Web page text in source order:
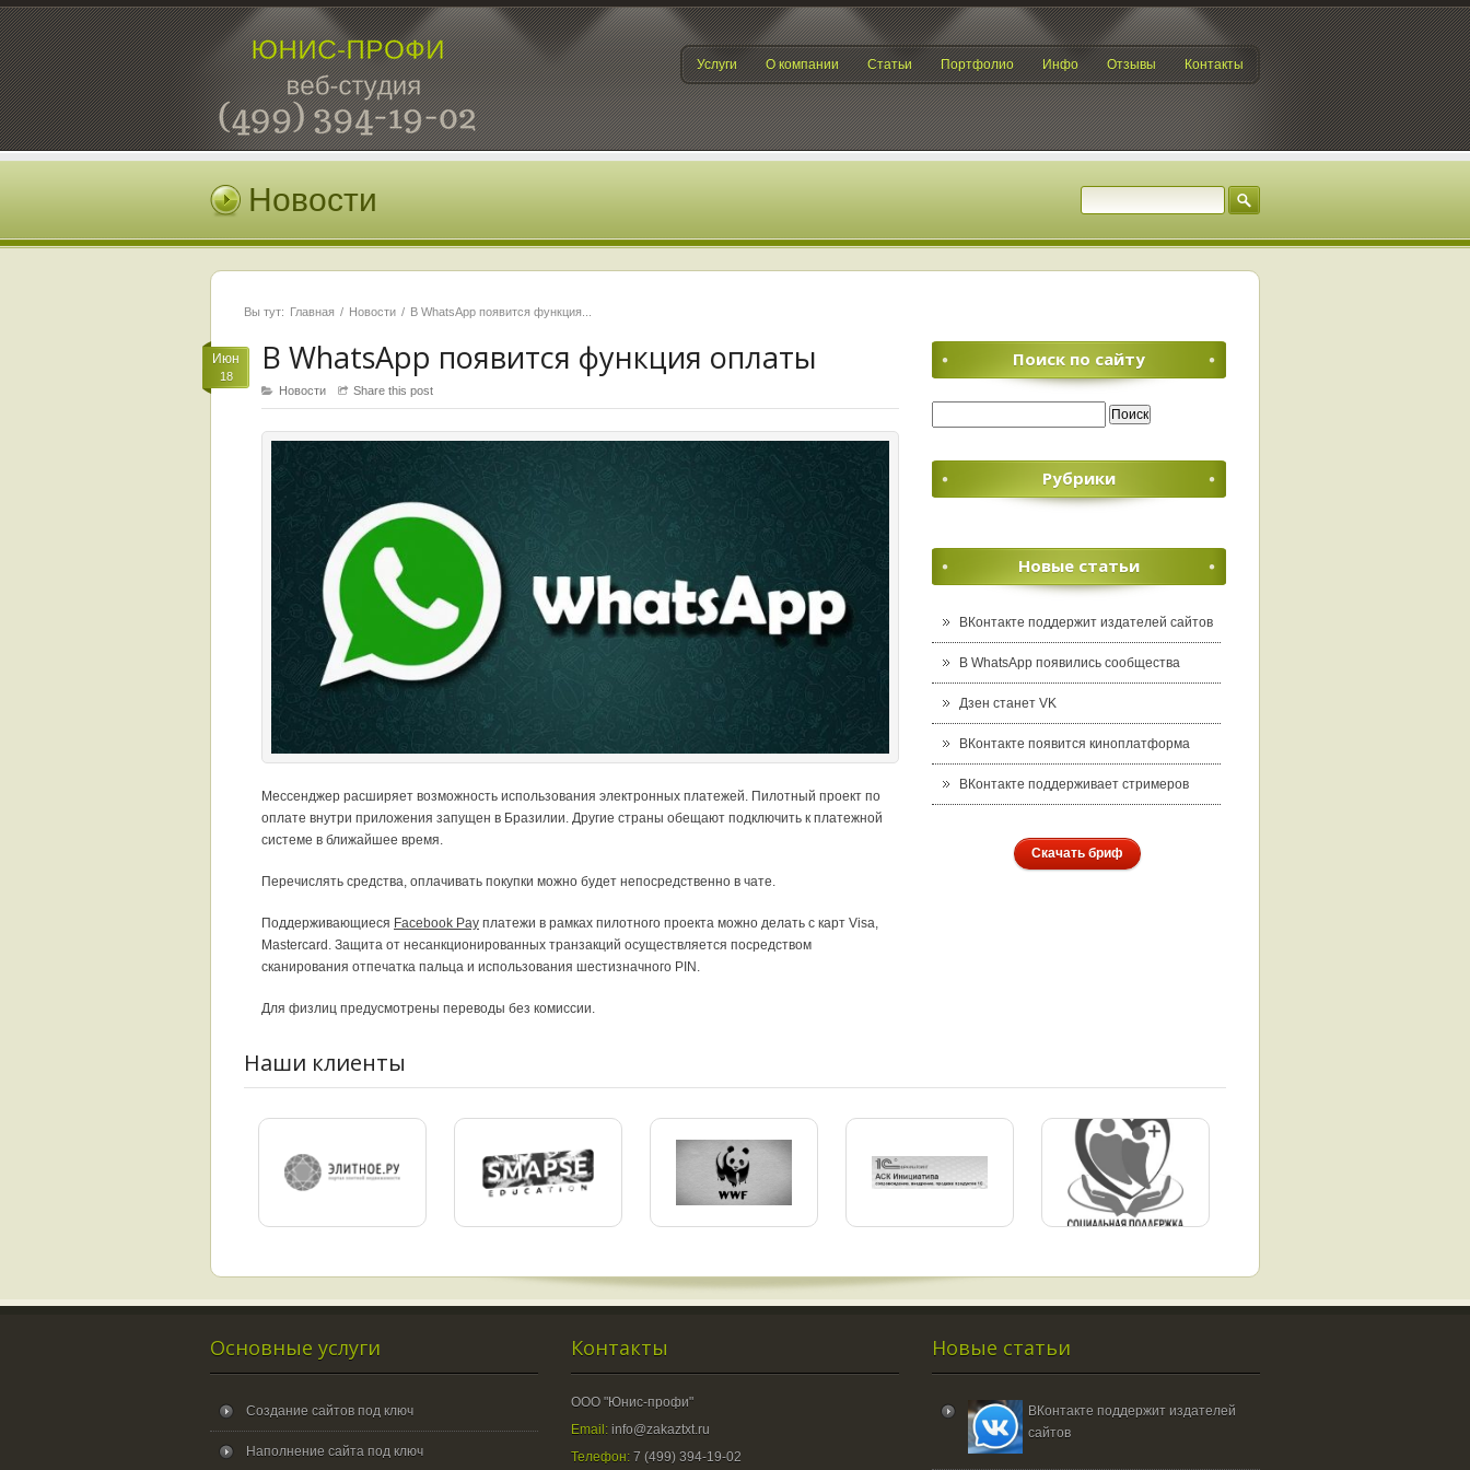
Услуги О компании Статьи Портфолио Инфо Отзывы Контакты
Новости
Вы тут: Главная Новости В WhatsApp появится функция...
Июн
18 В WhatsApp появится функция оплаты
Новости Share this post
Мессенджер расширяет возможность использования электронных платежей. Пилотный проект по
оплате внутри приложения запущен в Бразилии. Другие страны обещают подключить к платежной
системе в ближайшее время.
Перечислять средства, оплачивать покупки можно будет непосредственно в чате.
Поддерживающиеся Facebook Pay платежи в рамках пилотного проекта можно делать с карт Visa,
Mastercard. Защита от несанкционированных транзакций осуществляется посредством
сканирования отпечатка пальца и использования шестизначного PIN.
Для физлиц предусмотрены переводы без комиссии.
Поиск по сайту
Рубрики
Новые статьи
ВКонтакте поддержит издателей сайтов
В WhatsApp появились сообщества
Дзен станет VK
ВКонтакте появится киноплатформа
ВКонтакте поддерживает стримеров
Скачать бриф
Наши клиенты
Основные услуги
Создание сайтов под ключ
Наполнение сайта под ключ
Контакты
ООО "Юнис-профи"
Email: info@zakaztxt.ru
Телефон: 7 (499) 394-19-02
Новые статьи
ВКонтакте поддержит издателей
сайтов